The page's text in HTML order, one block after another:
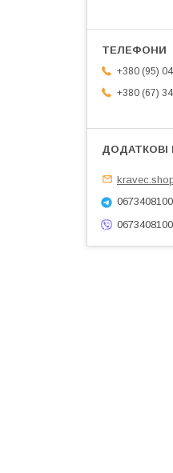
+380 (95)
+380 (67)
0673408100
0673408100